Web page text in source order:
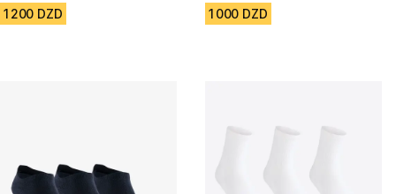
1 200 DZD 1 000 DZD